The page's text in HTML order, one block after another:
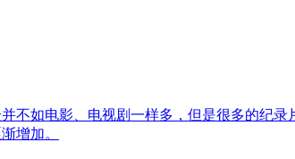
不如电影、电视剧一样多，但是很多的纪
增加。